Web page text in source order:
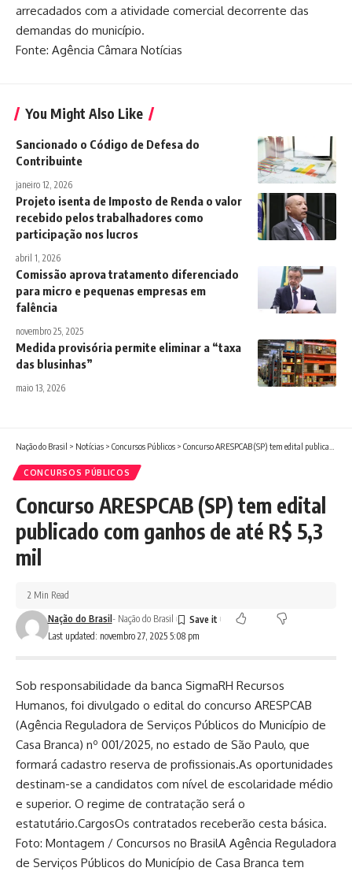
arrecadados com a atividade comercial decorrente das
demandas do município.
Fonte: Agência Câmara Notícias
You Might Also Like
Sancionado o Código de Defesa do
Contribuinte
janeiro 12, 2026
Projeto isenta de Imposto de Renda o valor
recebido pelos trabalhadores como
participação nos lucros
abril 1, 2026
Comissão aprova tratamento diferenciado
para micro e pequenas empresas em
falência
novembro 25, 2025
Medida provisória permite eliminar a “taxa
das blusinhas”
maio 13, 2026
Nação do Brasil > Notícias > Concursos Públicos > Concurso ARESPCAB (SP) tem edital publicado com ganhos de até R$ 5,3 mil
CONCURSOS PÚBLICOS
Concurso ARESPCAB (SP) tem edital
publicado com ganhos de até R$ 5,3
mil
Last updated: novembro 27, 2025 5:08 pm
Nação do Brasil- Nação do Brasil
2 Min Read
Sob responsabilidade da banca SigmaRH Recursos
Humanos, foi divulgado o edital do concurso ARESPCAB
(Agência Reguladora de Serviços Públicos do Município de
Casa Branca) nº 001/2025, no estado de São Paulo, que
formará cadastro reserva de profissionais.As oportunidades
destinam-se a candidatos com nível de escolaridade médio
e superior. O regime de contratação será o
estatutário.CargosOs contratados receberão cesta básica.
Foto: Montagem / Concursos no BrasilA Agência Reguladora
de Serviços Públicos do Município de Casa Branca tem